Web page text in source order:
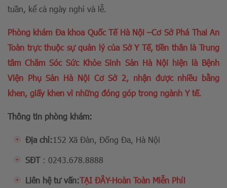
tuần, kể cả ngày nghỉ và lễ.
Phòng khám Đa khoa Quốc Tế Hà Nội –Cơ Sở Phá Thai An
Toàn trực thuộc sự quản lý của Sở Y Tế, tiền thân là Trung
tâm Chăm Sóc Sức Khỏe Sinh Sản Hà Nội hiện là Bệnh
Viện Phụ Sản Hà Nội Cơ Sở 2, nhận được nhiều bằng
khen, giấy khen vì những đóng góp trong ngành Y tế.
Thông tin phòng khám:
Địa chỉ:152 Xã Đàn, Đống Đa, Hà Nội
SĐT: 0243.678.8888
Liên hệ tư vấn:TẠI ĐÂY-Hoàn Toàn Miễn Phí!